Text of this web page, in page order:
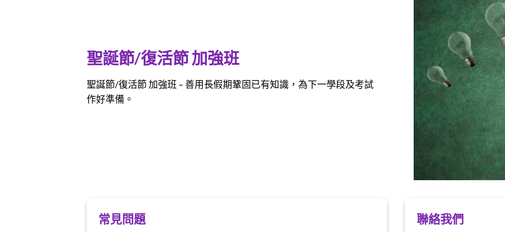
聖誕節/復活節 加強班
聖誕節/復活節 加強班 – 善用長假期鞏固已有知識，為下一學段及考試
作好準備。
常見問題
聯絡我們